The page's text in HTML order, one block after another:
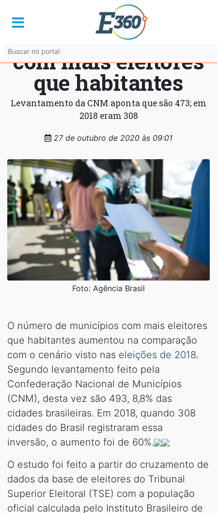
Cresce 60% o
número de cidades
com mais eleitores
que habitantes
Levantamento da CNM aponta que são 473; em
2018 eram 308
27 de outubro de 2020 às 09:01
Foto: Agência Brasil
O número de municípios com mais eleitores
que habitantes aumentou na comparação
com o cenário visto nas eleições de 2018.
Segundo levantamento feito pela
Confederação Nacional de Municípios
(CNM), desta vez são 493, 8,8% das
cidades brasileiras. Em 2018, quando 308
cidades do Brasil registraram essa
inversão, o aumento foi de 60%.
O estudo foi feito a partir do cruzamento de
dados da base de eleitores do Tribunal
Superior Eleitoral (TSE) com a população
oficial calculada pelo Instituto Brasileiro de